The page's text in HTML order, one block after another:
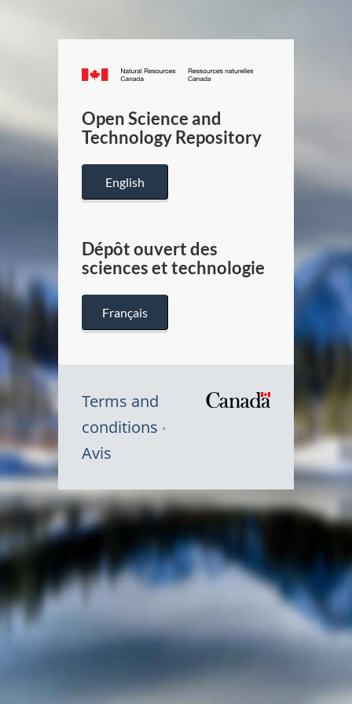
Canada.ca
/
Canada
Open Science and
Technology Repository
English
Dépôt ouvert des
sciences et technologie
Français
Terms and
conditions
Avis
Symbole
du
Canada